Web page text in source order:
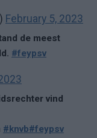
February 5, 2023
de meest
#feypsv
vind
#knvb#feypsv